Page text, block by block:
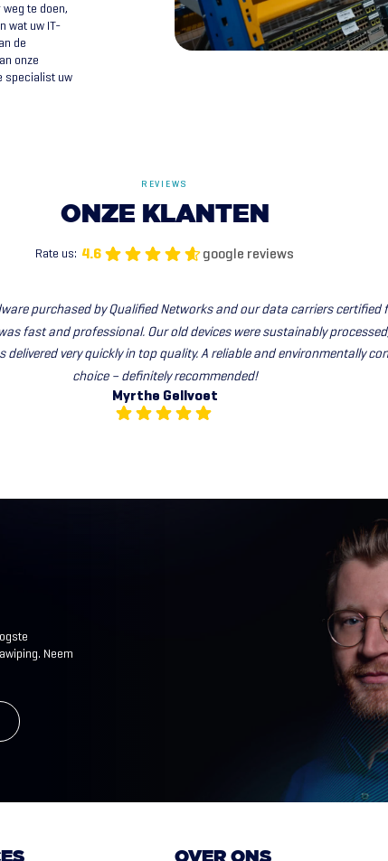
te doen,
wat uw IT-
de
onze
specialist uw
REVIEWS
ONZE KLANTEN
Rate us: 4.6 google reviews
Myrthe Gellvoet
purchased by Qualified Networks and our data carriers certified
fast and professional. Our old devices were sustainably
delivered very quickly in top quality. A reliable and environmentally
choice – definitely recommended!
Neem
OVER ONS